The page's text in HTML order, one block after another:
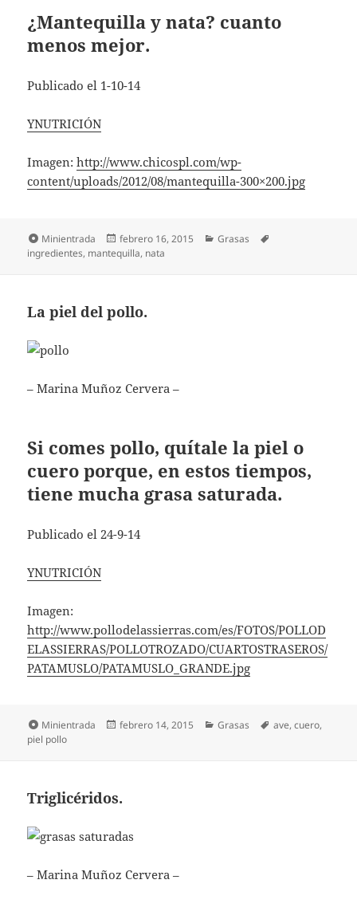
¿Mantequilla y nata? cuanto
menos mejor.
Publicado el 1-10-14
YNUTRICIÓN
Imagen:http://www.chicospl.com/wp-
content/uploads/2012/08/mantequilla-300×200.jpg
Formato
Minientrada
Publicado
el
febrero 16, 2015 Categorías
Grasas
ingredientes, mantequilla, nata
La piel del pollo.
– Marina Muñoz Cervera –
Si comes pollo, quítale la piel o
cuero porque, en estos tiempos,
tiene mucha grasa saturada.
Publicado el 24-9-14
YNUTRICIÓN
Imagen:
http://www.pollodelassierras.com/es/FOTOS/POLLOD
ELASSIERRAS/POLLOTROZADO/CUARTOSTRASEROS/
PATAMUSLO/PATAMUSLO_GRANDE.jpg
Formato
Minientrada
Publicado
febrero 14, 2015 Categorías
Grasas Etiquetas
ave,cuero,
piel pollo
Triglicéridos.
– Marina Muñoz Cervera –